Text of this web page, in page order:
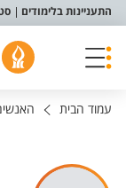
תפריט נגישות
התעניינות בלימודים
עמוד הבית